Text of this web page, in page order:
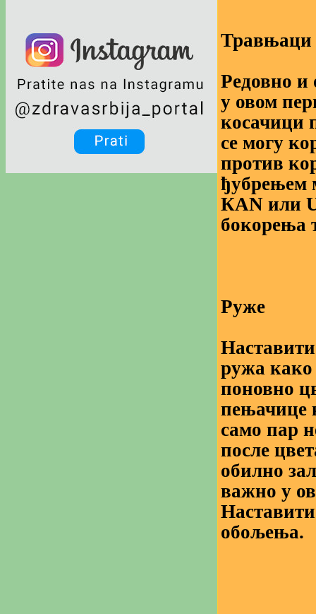
Травњаци
Редовно и
у овом
косачици
се могу
против
ђубрењем
КАN или
бокорења
Руже
ружа како
поновно
пењачице
само пар
после
обилно
важно у
обољења.